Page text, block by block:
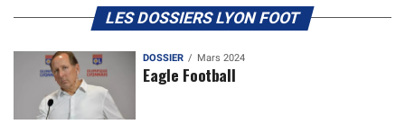
LES DOSSIERS LYON FOOT
DOSSIER Mars 2024
Eagle Football